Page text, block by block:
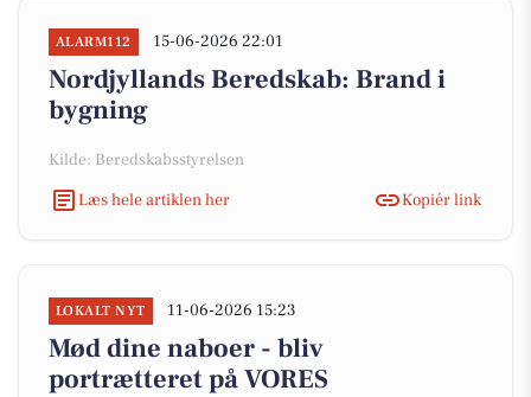
ALARM112 15-06-2026 22:01
Nordjyllands Beredskab: Brand i
bygning
Kilde: Beredskabsstyrelsen
Læs hele artiklen her
Kopiér link
LOKALT NYT 11-06-2026 15:23
Mød dine naboer - bliv
portrætteret på VORES